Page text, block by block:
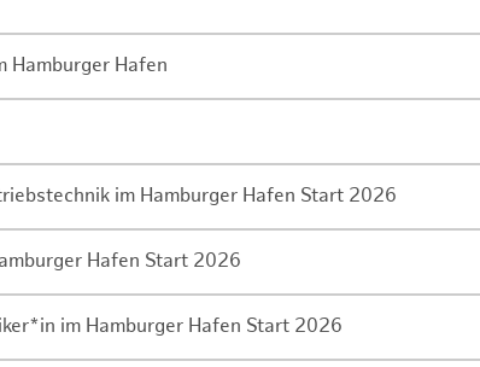
Hamburger Hafen
im Hamburger Hafen Start 2026
Hafen Start 2026
im Hamburger Hafen Start 2026